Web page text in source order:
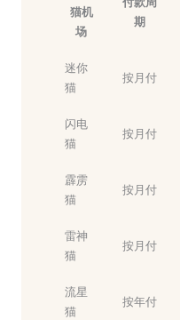
猫机
场
期
迷你
猫
按月付
闪电
猫
按月付
霹雳
猫
按月付
雷神
猫
按月付
流星
猫
按年付